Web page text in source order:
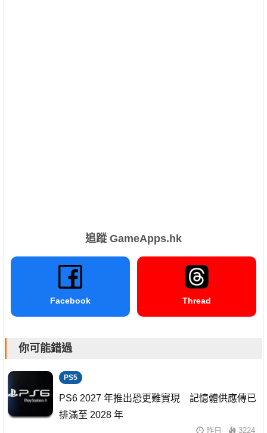
追蹤 GameApps.hk
Facebook Thread
你可能錯過
PS5
PS6 2027 年推出恐更難實現 記憶體供應傳已
排滿至 2028 年
昨日 3224